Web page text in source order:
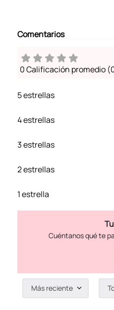
Comentarios
0 Calificación promedio
5 estrellas
4 estrellas
3 estrellas
2 estrellas
1 estrella
Agregar
Más reciente